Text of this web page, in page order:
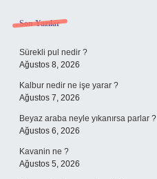
Sidebar
Son Yazılar
Sürekli pul nedir ?
Ağustos 8, 2026
Kalbur nedir ne işe yarar ?
Ağustos 7, 2026
Beyaz araba neyle yıkanırsa parlar ?
Ağustos 6, 2026
Kavanin ne ?
Ağustos 5, 2026